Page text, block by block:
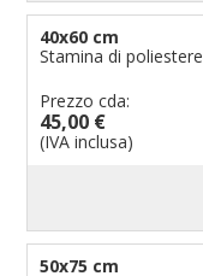
40x60 cm
Stamina di poliestere
Prezzo cda:
45,00 €
(IVA inclusa)
50x75 cm